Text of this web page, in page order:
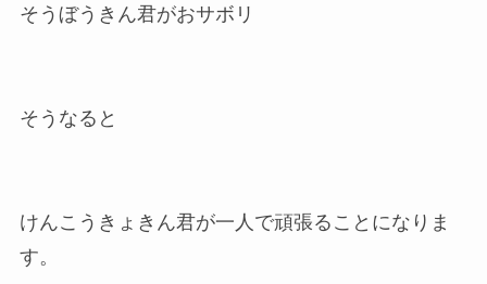
そうぼうきん君がおサボリ
そうなると
けんこうきょきん君が一人で頑張ることになりま
す。